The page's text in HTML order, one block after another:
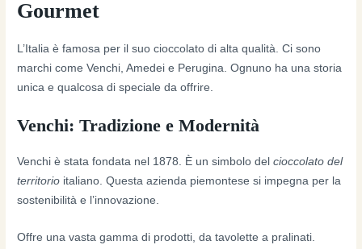
Gourmet
L’Italia è famosa per il suo cioccolato di alta qualità. Ci sono
marchi come Venchi, Amedei e Perugina. Ognuno ha una storia
unica e qualcosa di speciale da offrire.
Venchi: Tradizione e Modernità
Venchi è stata fondata nel 1878. È un simbolo delcioccolato del
territorio italiano. Questa azienda piemontese si impegna per la
sostenibilità e l’innovazione.
Offre una vasta gamma di prodotti, da tavolette a pralinati.